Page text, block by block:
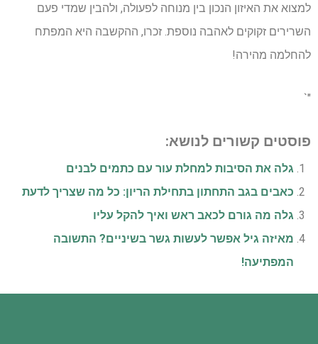
למצוא את האיזון הנכון בין מנוחה לפעולה, ולהבין שמדי פעם
השרירים זקוקים לאהבה נוספת. זכרו, ההקשבה היא המפתח
להחלמה מהירה!
"`
פוסטים קשורים לנושא:
גלה את הסיבות למחלת עור עם כתמים לבנים
כאבים בגב התחתון בתחילת הריון: כל מה שצריך לדעת
גלה מה גורם לכאב ראש ואיך להקל עליו
מאיזה גיל אפשר לעשות גשר בשיניים? התשובה
המפתיעה!